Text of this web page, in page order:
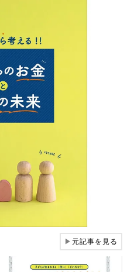
▶元記事を見る